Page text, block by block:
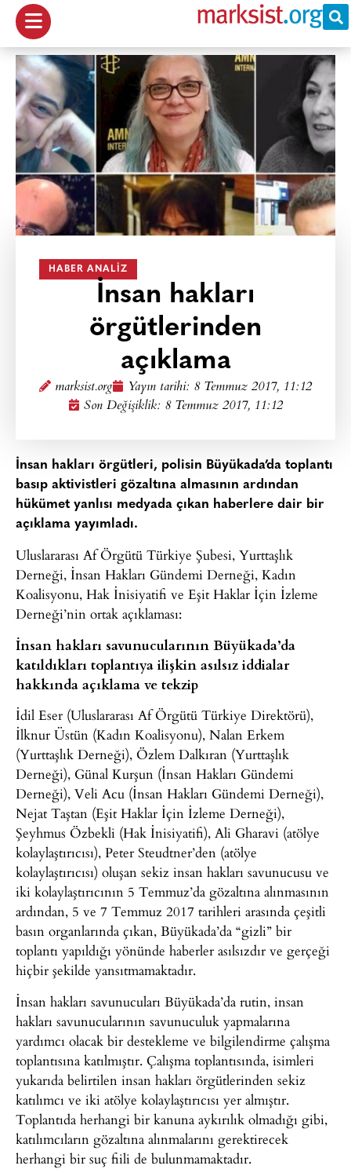
HABER ANALIZ
İnsan hakları
örgütlerinden
açıklama
marksist.org Yayın tarihi: 8 Temmuz 2017, 11:12
Son Değişiklik: 8 Temmuz 2017, 11:12
İnsan hakları örgütleri, polisin Büyükada’da toplantı
basıp aktivistleri gözaltına almasının ardından
hükümet yanlısı medyada çıkan haberlere dair bir
açıklama yayımladı.
Uluslararası Af Örgütü Türkiye Şubesi, Yurttaşlık
Derneği, İnsan Hakları Gündemi Derneği, Kadın
Koalisyonu, Hak İnisiyatifi ve Eşit Haklar İçin İzleme
Derneği’nin ortak açıklaması:
İnsan hakları savunucularının Büyükada’da
katıldıkları toplantıya ilişkin asılsız iddialar
hakkında açıklama ve tekzip
İdil Eser (Uluslararası Af Örgütü Türkiye Direktörü),
İlknur Üstün (Kadın Koalisyonu), Nalan Erkem
(Yurttaşlık Derneği), Özlem Dalkıran (Yurttaşlık
Derneği), Günal Kurşun (İnsan Hakları Gündemi
Derneği), Veli Acu (İnsan Hakları Gündemi Derneği),
Nejat Taştan (Eşit Haklar İçin İzleme Derneği),
Şeyhmus Özbekli (Hak İnisiyatifi), Ali Gharavi (atölye
kolaylaştırıcısı), Peter Steudtner’den (atölye
kolaylaştırıcısı) oluşan sekiz insan hakları savunucusu ve
iki kolaylaştırıcının 5 Temmuz’da gözaltına alınmasının
ardından, 5 ve 7 Temmuz 2017 tarihleri arasında çeşitli
basın organlarında çıkan, Büyükada’da “gizli” bir
toplantı yapıldığı yönünde haberler asılsızdır ve gerçeği
hiçbir şekilde yansıtmamaktadır.
İnsan hakları savunucuları Büyükada’da rutin, insan
hakları savunucularının savunuculuk yapmalarına
yardımcı olacak bir destekleme ve bilgilendirme çalışma
toplantısına katılmıştır. Çalışma toplantısında, isimleri
yukarıda belirtilen insan hakları örgütlerinden sekiz
katılımcı ve iki atölye kolaylaştırıcısı yer almıştır.
Toplantıda herhangi bir kanuna aykırılık olmadığı gibi,
katılımcıların gözaltına alınmalarını gerektirecek
herhangi bir suç fiili de bulunmamaktadır.